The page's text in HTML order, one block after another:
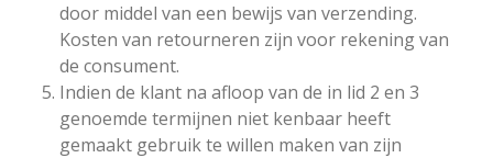
door middel van een bewijs van verzending.
Kosten van retourneren zijn voor rekening van
de consument.
Indien de klant na afloop van de in lid 2 en 3
genoemde termijnen niet kenbaar heeft
gemaakt gebruik te willen maken van zijn